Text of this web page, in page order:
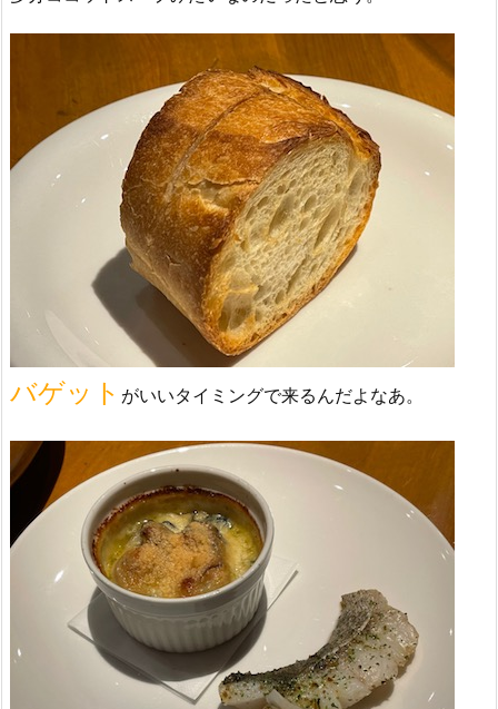
バゲット がいいタイミングで来るんだよなあ。